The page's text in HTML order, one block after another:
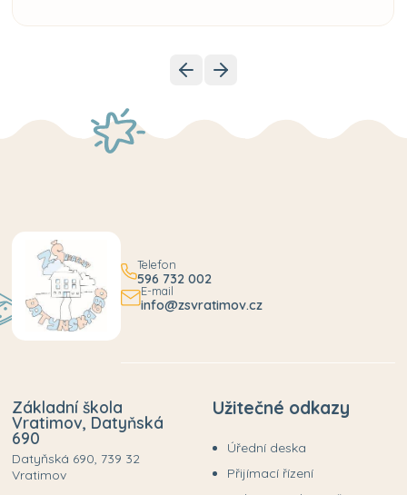
Telefon
596 732 002
E-mail
info@zsvratimov.cz
Základní škola
Vratimov, Datyňská
690
Datyňská 690, 739 32
Vratimov
Užitečné odkazy
Úřední deska
Přijímací řízení